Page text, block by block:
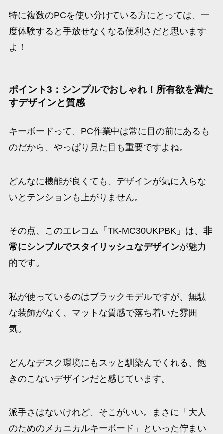
特に複数のPCを使い分けている方にとっては、一
度体験すると手放せなくなる便利さだと思います
よ！
ポイント3：シンプルでおしゃれ！所有欲を満た
すデザインと質感
キーボードって、PC作業中は常に目の前にあるも
のだから、やっぱり見た目も重要ですよね。
どんなに機能が良くても、デザインが気に入らな
いとテンションも上がりません。
その点、このエレコム「TK-MC30UKPBK」は、 非
常にシンプルでスタイリッシュなデザインが魅力
的です。
私が使っているのはブラックモデルですが、無駄
な装飾がなく、マットな質感で落ち着いた雰囲
気。
どんなデスク環境にもスッと馴染んでくれる、飽
きのこないデザインだと感じています。
派手さはないけれど、そこがいい。まさに「大人
のためのメカニカルキーボード」といった佇まい